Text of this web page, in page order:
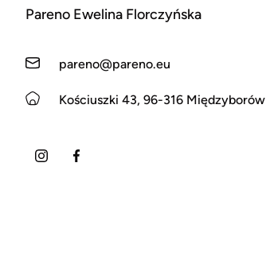
Pareno Ewelina Florczyńska
pareno@pareno.eu
Kościuszki 43, 96-316 Międzyborów